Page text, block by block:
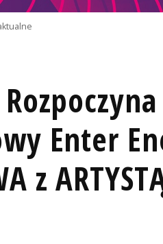
Enter
z